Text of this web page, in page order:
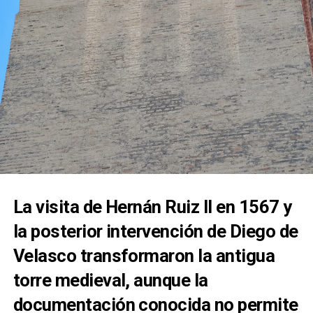
La visita de Hernán Ruiz II en 1567 y
la posterior intervención de Diego de
Velasco transformaron la antigua
torre medieval, aunque la
documentación conocida no permite